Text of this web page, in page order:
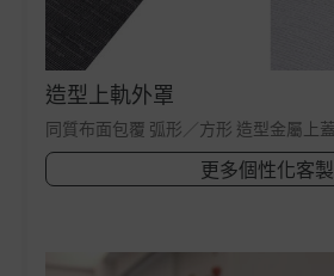
造型上軌外罩
同質布面包覆 弧形／方形 造型金屬上
更多個性化客製